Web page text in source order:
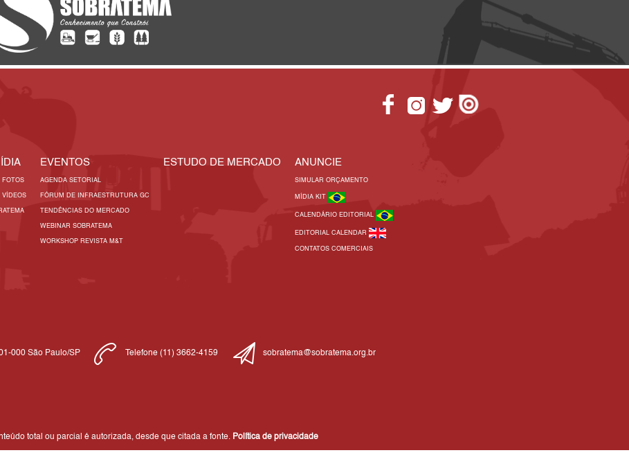
FOTOS
VÍDEOS
EVENTOS
AGENDA SETORIAL
FÓRUM DE INFRAESTRUTURA GC
TENDÊNCIAS DO MERCADO
WEBINAR SOBRATEMA
WORKSHOP REVISTA M&T
ESTUDO DE MERCADO ANUNCIE
SIMULAR ORÇAMENTO
MÍDIA KIT
CALENDÁRIO EDITORIAL
EDITORIAL CALENDAR
CONTATOS COMERCIAIS
000 São Paulo/SP Telefone (11) 3662-4159 sobratema@sobratema.org.br
total ou parcial é autorizada, desde que citada a fonte. Política de privacidade